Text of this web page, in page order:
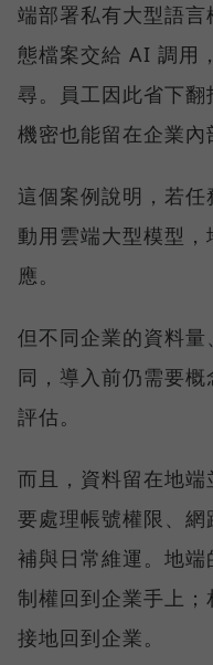
端部署私有大型語
態檔案交給 AI 調用
尋。員工因此省下
機密也能留在企業內
這個案例說明，若
動用雲端大型模型
應。
但不同企業的資料
同，導入前仍需要
評估。
而且，資料留在地
要處理帳號權限、
補與日常維運。地
制權回到企業手上
接地回到企業。